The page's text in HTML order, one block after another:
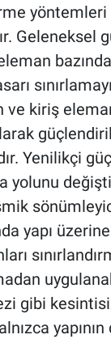
Geleneksel
kiriş
Yenilikçi
yolunu
yapı
gibi